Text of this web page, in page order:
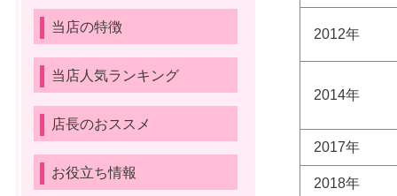
2012年
2014年
2017年
2018年
当店の特徴
当店人気ランキング
店長のおススメ
お役立ち情報